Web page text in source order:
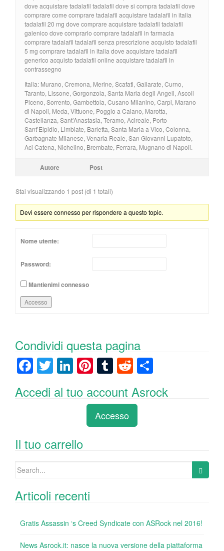
dove acquistare tadalafil tadalafil dove si compra tadalafil dove
comprare come comprare tadalafil acquistare tadalafil in italia
tadalafil 20 mg dove comprare acquistare tadalafil tadalafil
galenico dove comprarlo comprare tadalafil in farmacia
comprare tadalafil tadalafil senza prescrizione acquisto tadalafil
5 mg comprare tadalafil in italia dove acquistare tadalafil
generico acquisto tadalafil online acquistare tadalafil in
contrassegno
Italia: Murano, Cremona, Merine, Scafati, Gallarate, Curno,
Taranto, Lissone, Gorgonzola, Santa Maria degli Angeli, Ascoli
Piceno, Sorrento, Gambettola, Cusano Milanino, Carpi, Marano
di Napoli, Meda, Vittuone, Poggio a Caiano, Marotta,
Castellanza, Sant’Anastasia, Teramo, Acireale, Porto
Sant’Elpidio, Limbiate, Barletta, Santa Maria a Vico, Colonna,
Garbagnate Milanese, Venaria Reale, San Giovanni Lupatoto,
Aci Catena, Nichelino, Brembate, Ferrara, Mugnano di Napoli.
Autore Post
Stai visualizzando 1 post (di 1 totali)
Devi essere connesso per rispondere a questo topic.
Nome utente:
Password:
Mantienimi connesso
Accesso
Condividi questa pagina
F
c
o
o
k
T
wi
tt
Li
k
n
Pi
er
e
st
T
m
bl
r
R
e
d
di
t
n
Accedi al tuo account Asrock
Accesso
Il tuo carrello
Search
Articoli recenti
Gratis Assassin ‘s Creed Syndicate con ASRock nel 2016!
News Asrock.it: nasce la nuova versione della piattaforma